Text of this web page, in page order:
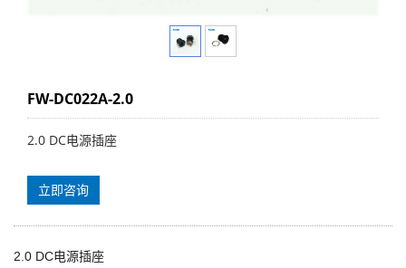
FW-DC022A-2.0
2.0 DC电源插座
立即咨询
2.0 DC电源插座